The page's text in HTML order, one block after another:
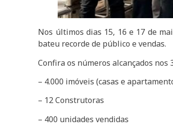
Nos últimos dias 15, 16 e 17 de
bateu recorde de público e vendas.
Confira os números alcançados nos
– 4.000 imóveis (casas e
– 12 Construtoras
– 400 unidades vendidas